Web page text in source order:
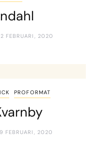
FEBRUARI, 2020
PROFORMAT
FEBRUARI, 2020